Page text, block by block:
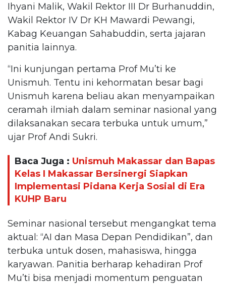
Ihyani Malik, Wakil Rektor III Dr Burhanuddin,
Wakil Rektor IV Dr KH Mawardi Pewangi,
Kabag Keuangan Sahabuddin, serta jajaran
panitia lainnya.
“Ini kunjungan pertama Prof Mu’ti ke
Unismuh. Tentu ini kehormatan besar bagi
Unismuh karena beliau akan menyampaikan
ceramah ilmiah dalam seminar nasional yang
dilaksanakan secara terbuka untuk umum,”
ujar Prof Andi Sukri.
Baca Juga : Unismuh Makassar dan Bapas
Kelas I Makassar Bersinergi Siapkan
Implementasi Pidana Kerja Sosial di Era
KUHP Baru
Seminar nasional tersebut mengangkat tema
aktual: “AI dan Masa Depan Pendidikan”, dan
terbuka untuk dosen, mahasiswa, hingga
karyawan. Panitia berharap kehadiran Prof
Mu’ti bisa menjadi momentum penguatan